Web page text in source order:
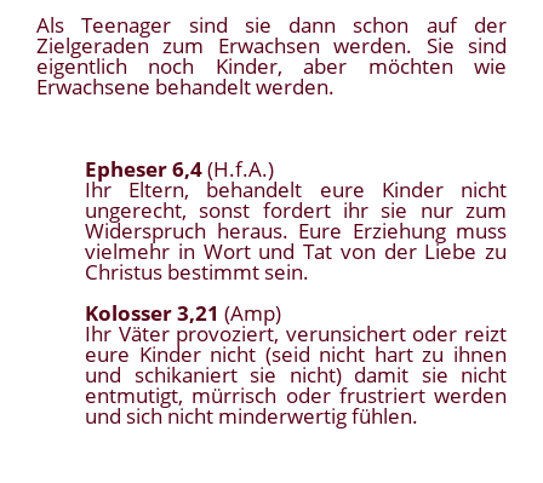
Als Teenager sind sie dann schon auf der
Zielgeraden zum Erwachsen werden. Sie sind
eigentlich noch Kinder, aber möchten wie
Erwachsene behandelt werden.
Epheser 6,4(H.f.A.)
Ihr Eltern, behandelt eure Kinder nicht
ungerecht, sonst fordert ihr sie nur zum
Widerspruch heraus. Eure Erziehung muss
vielmehr in Wort und Tat von der Liebe zu
Christus bestimmt sein.
Kolosser 3,21 (Amp)
Ihr Väter provoziert, verunsichert oder reizt
eure Kinder nicht (seid nicht hart zu ihnen
und schikaniert sie nicht) damit sie nicht
entmutigt, mürrisch oder frustriert werden
und sich nicht minderwertig fühlen.